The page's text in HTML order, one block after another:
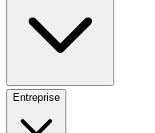
Entreprise